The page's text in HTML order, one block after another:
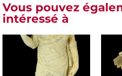
Vous pouvez
intéressé à